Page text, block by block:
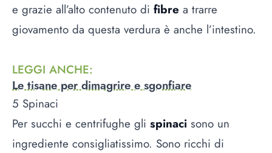
e grazie all’alto contenuto di fibre a trarre
giovamento da questa verdura è anche l’intestino.
LEGGI ANCHE:
Le tisane per dimagrire e sgonfiare
5 Spinaci
Per succhi e centrifughe gli spinaci sono un
ingrediente consigliatissimo. Sono ricchi di